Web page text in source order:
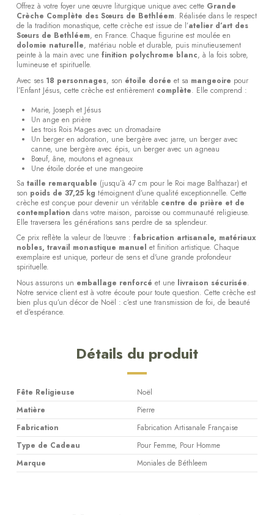
Offrez à votre foyer une œuvre liturgique unique avec cette Grande
Crèche Complète des Sœurs de Bethléem. Réalisée dans le respect
de la tradition monastique, cette crèche est issue de l’atelier d’art des
Sœurs de Bethléem, en France. Chaque figurine est moulée en
dolomie naturelle, matériau noble et durable, puis minutieusement
peinte à la main avec une finition polychrome blanc, à la fois sobre,
lumineuse et spirituelle.
Avec ses 18 personnages, son étoile dorée et sa mangeoire pour
l’Enfant Jésus, cette crèche est entièrement complète. Elle comprend :
Marie, Joseph et Jésus
Un ange en prière
Les trois Rois Mages avec un dromadaire
Un berger en adoration, une bergère avec jarre, un berger avec
canne, une bergère avec épis, un berger avec un agneau
Bœuf, âne, moutons et agneaux
Une étoile dorée et une mangeoire
Sa taille remarquable (jusqu’à 47 cm pour le Roi mage Balthazar) et
son poids de 37,25 kg témoignent d’une qualité exceptionnelle. Cette
crèche est conçue pour devenir un véritable centre de prière et de
contemplation dans votre maison, paroisse ou communauté religieuse.
Elle traversera les générations sans perdre de sa splendeur.
Ce prix reflète la valeur de l'œuvre : fabrication artisanale, matériaux
nobles, travail monastique manuel et finition artistique. Chaque
exemplaire est unique, porteur de sens et d'une grande profondeur
spirituelle.
Nous assurons un emballage renforcé et une livraison sécurisée.
Notre service client est à votre écoute pour toute question. Cette crèche est
bien plus qu’un décor de Noël : c’est une transmission de foi, de beauté
et d’espérance.
Détails du produit
Fête Religieuse
Noël
Matière
Pierre
Fabrication
Fabrication Artisanale Française
Type de Cadeau
Pour Femme, Pour Homme
Marque
Moniales de Béthleem